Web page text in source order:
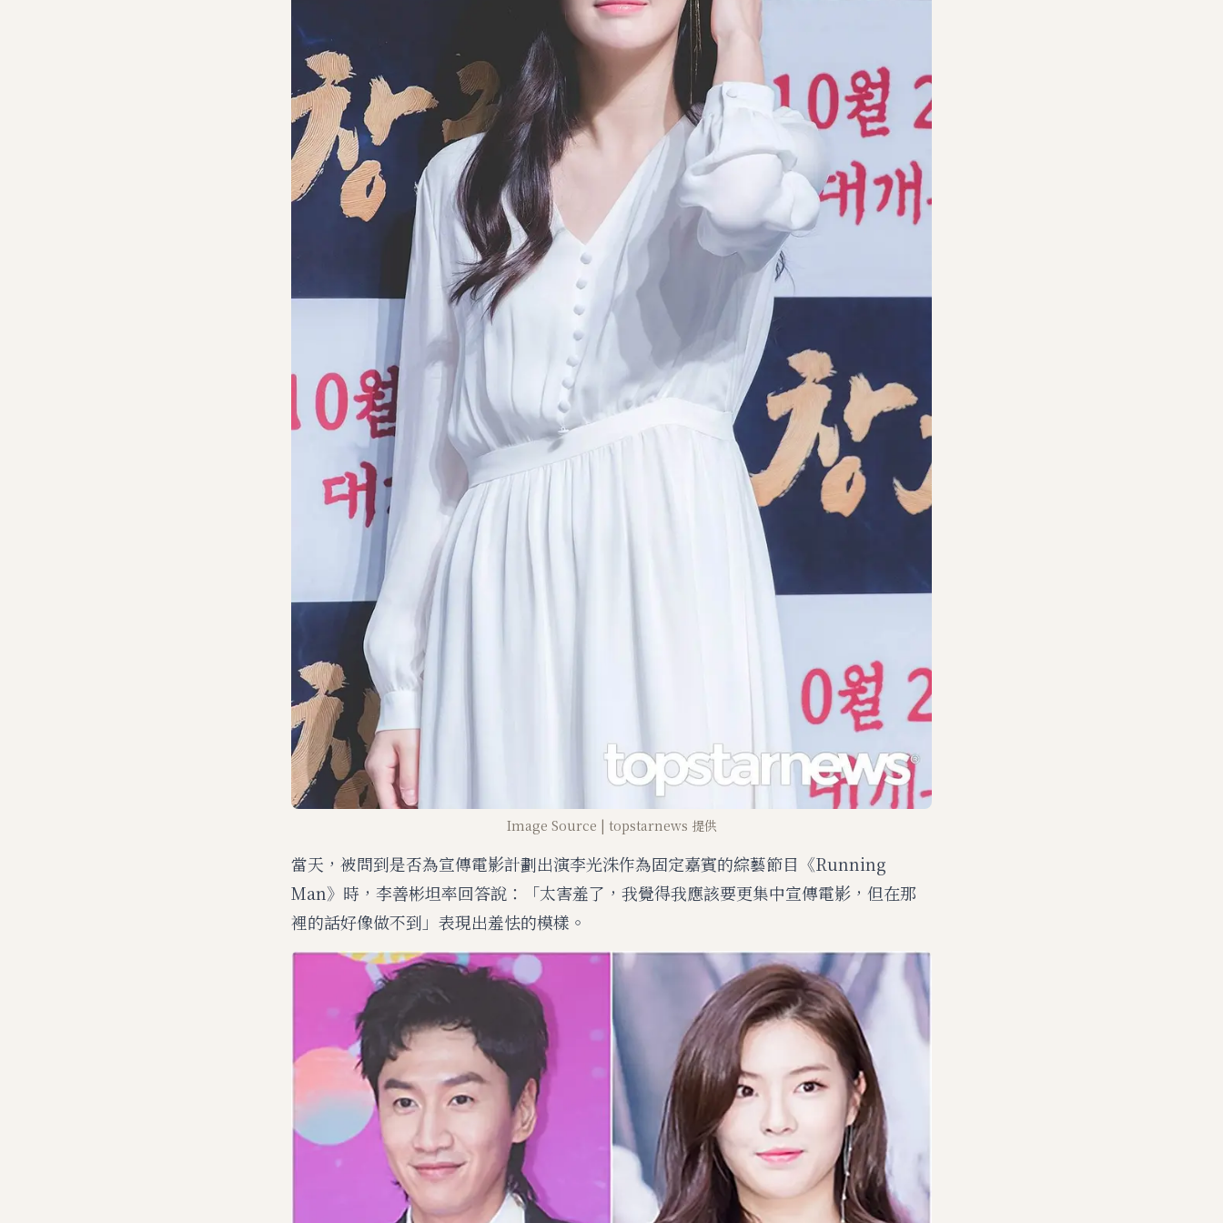
Image Source | topstarnews 提供
當天，被問到是否為宣傳電影計劃出演李光洙作為固定嘉賓的綜藝節目《Running
Man》時，李善彬坦率回答說：「太害羞了，我覺得我應該要更集中宣傳電影，但在那
裡的話好像做不到」表現出羞怯的模樣。